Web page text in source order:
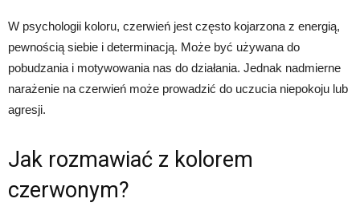
W psychologii koloru, czerwień jest często kojarzona z energią,
pewnością siebie i determinacją. Może być używana do
pobudzania i motywowania nas do działania. Jednak nadmierne
narażenie na czerwień może prowadzić do uczucia niepokoju lub
agresji.
Jak rozmawiać z kolorem
czerwonym?